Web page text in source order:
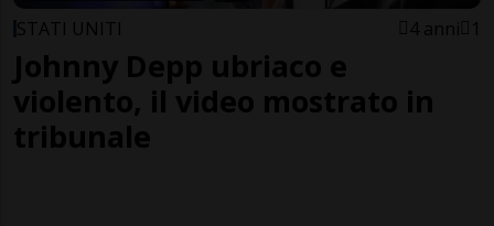
STATI UNITI 4 anni 1
Johnny Depp ubriaco e
violento, il video mostrato in
tribunale